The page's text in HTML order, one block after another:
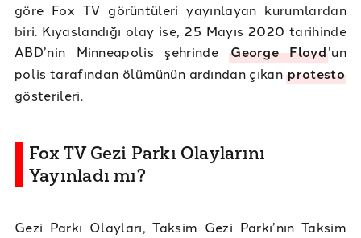
göre Fox TV görüntüleri yayınlayan kurumlardan
biri. Kıyaslandığı olay ise, 25 Mayıs 2020 tarihinde
ABD’nin Minneapolis şehrindeGeorge Floyd’un
polis tarafından ölümünün ardından çıkanprotesto
gösterileri.
Fox TV Gezi Parkı Olaylarını
Yayınladı mı?
Gezi Parkı Olayları, Taksim Gezi Parkı’nın Taksim